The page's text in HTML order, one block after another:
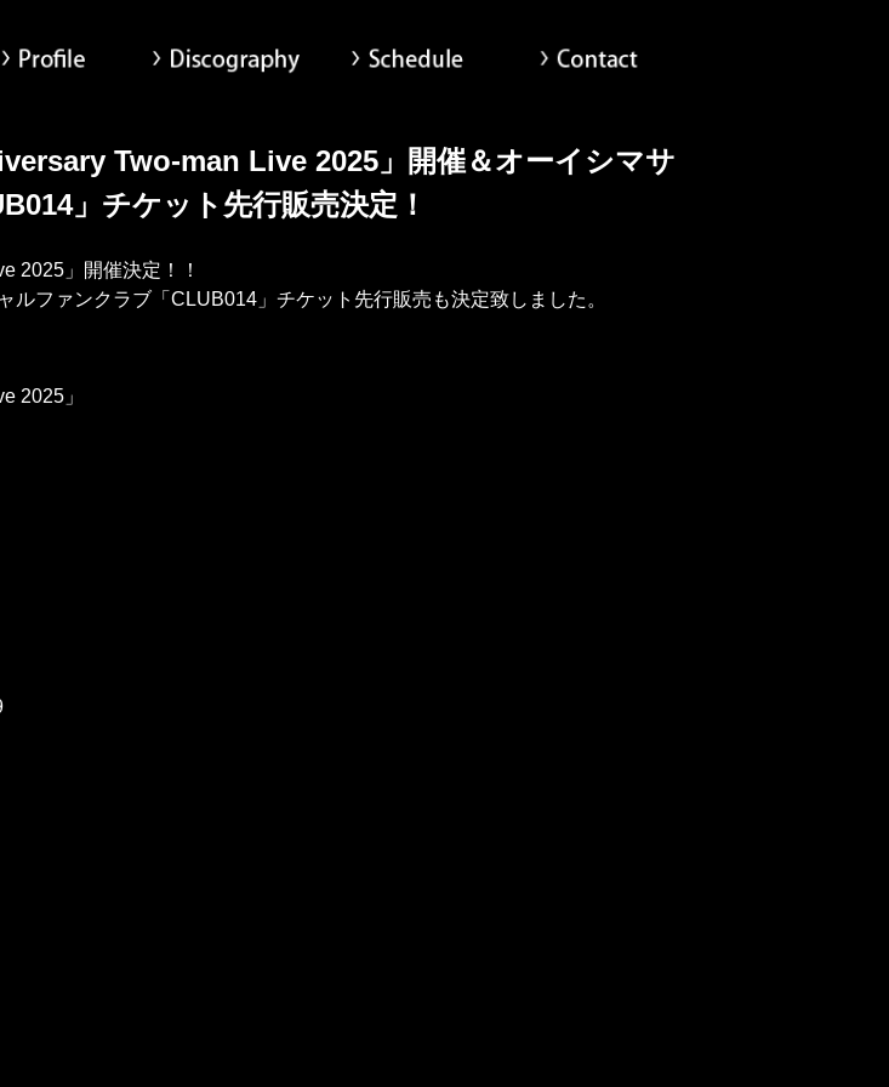
Two-man Live 2025」開催＆オーイシマサ
」チケット先行販売決定！
2025」開催決定！！
ファンクラブ「CLUB014」チケット先行販売も決定致しました。
2025」